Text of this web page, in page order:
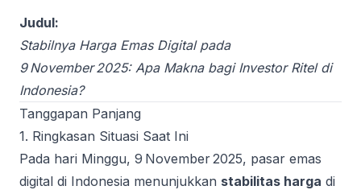
Judul:
Stabilnya Harga Emas Digital pada
9 November 2025: Apa Makna bagi Investor Ritel di
Indonesia?
Tanggapan Panjang
1. Ringkasan Situasi Saat Ini
Pada hari Minggu, 9 November 2025, pasar emas
digital di Indonesia menunjukkan stabilitas harga di